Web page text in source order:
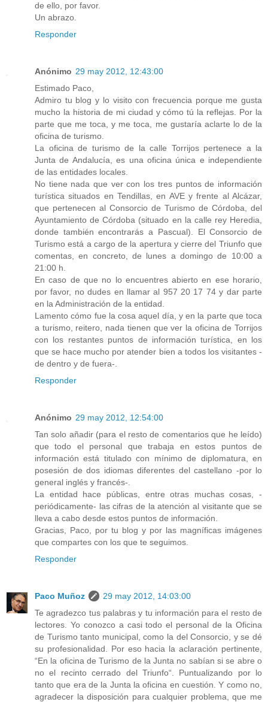
de ello, por favor.
Un abrazo.
Responder
Anónimo 29 may 2012, 12:43:00
Estimado Paco,
Admiro tu blog y lo visito con frecuencia porque me gusta
mucho la historia de mi ciudad y cómo tú la reflejas. Por la
parte que me toca, y me toca, me gustaría aclarte lo de la
oficina de turismo.
La oficina de turismo de la calle Torrijos pertenece a la
Junta de Andalucía, es una oficina única e independiente
de las entidades locales.
No tiene nada que ver con los tres puntos de información
turística situados en Tendillas, en AVE y frente al Alcázar,
que pertenecen al Consorcio de Turismo de Córdoba, del
Ayuntamiento de Córdoba (situado en la calle rey Heredia,
donde también encontrarás a Pascual). El Consorcio de
Turismo está a cargo de la apertura y cierre del Triunfo que
comentas, en concreto, de lunes a domingo de 10:00 a
21:00 h.
En caso de que no lo encuentres abierto en ese horario,
por favor, no dudes en llamar al 957 20 17 74 y dar parte
en la Administración de la entidad.
Lamento cómo fue la cosa aquel día, y en la parte que toca
a turismo, reitero, nada tienen que ver la oficina de Torrijos
con los restantes puntos de información turística, en los
que se hace mucho por atender bien a todos los visitantes -
de dentro y de fuera-.
Responder
Anónimo 29 may 2012, 12:54:00
Tan solo añadir (para el resto de comentarios que he leído)
que todo el personal que trabaja en estos puntos de
información está titulado con mínimo de diplomatura, en
posesión de dos idiomas diferentes del castellano -por lo
general inglés y francés-.
La entidad hace públicas, entre otras muchas cosas, -
periódicamente- las cifras de la atención al visitante que se
lleva a cabo desde estos puntos de información.
Gracias, Paco, por tu blog y por las magníficas imágenes
que compartes con los que te seguimos.
Responder
Paco Muñoz
29 may 2012, 14:03:00
Te agradezco tus palabras y tu información para el resto de
lectores. Yo conozco a casi todo el personal de la Oficina
de Turismo tanto municipal, como la del Consorcio, y se dé
su profesionalidad. Por eso hacia la aclaración pertinente,
“En la oficina de Turismo de la Junta no sabían si se abre o
no el recinto cerrado del Triunfo“. Puntualizando por lo
tanto que era de la Junta la oficina en cuestión. Y como no,
agradecer la disposición para cualquier problema, que me